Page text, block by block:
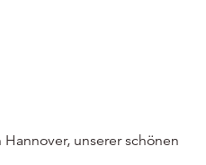
unserer schönen